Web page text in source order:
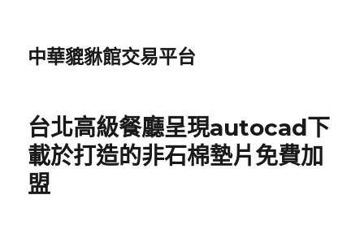
中華貔貅館交易平台
台北高級餐廳呈現autocad下
載於打造的非石棉墊片免費加
盟